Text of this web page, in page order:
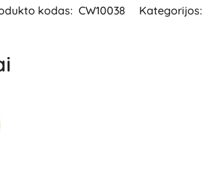
kodas: CW10038 Kategorijos: